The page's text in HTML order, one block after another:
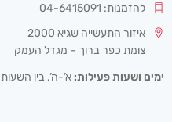
להזמנות: 04-6415091
איזור התעשייה שגיא 2000
צומת כפר ברוך – מגדל העמק
ימים ושעות פעילות: א’-ה’, בין השעות 08:30-16:30